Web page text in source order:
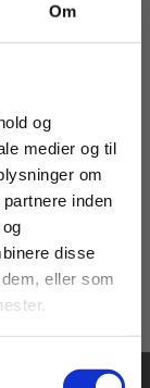
Om
og
medier og til
om
inden
disse
eller som
mm.
og
Du
ekskl.